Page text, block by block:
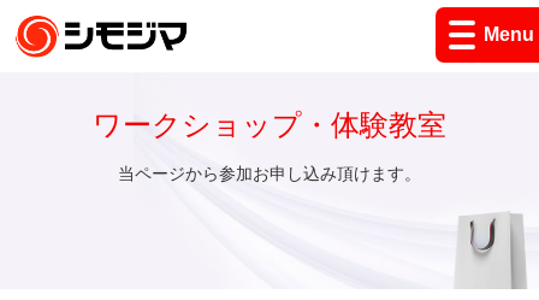
Menu
ワークショップ・体験教室
当ページから参加お申し込み頂けます。